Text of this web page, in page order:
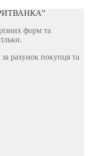
форм та
рахунок покупця та